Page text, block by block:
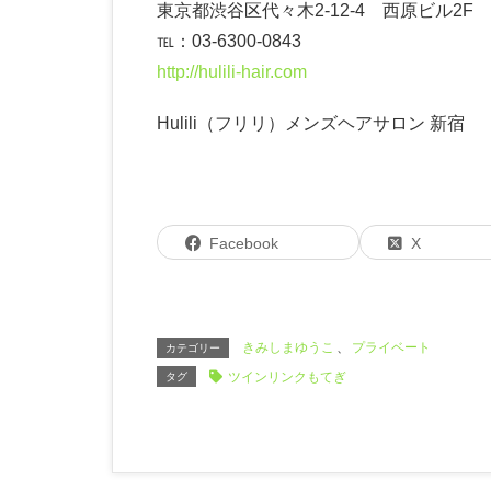
東京都渋谷区代々木2-12-4 西原ビル2F
℡：03-6300-0843
http://hulili-hair.com
Hulili（フリリ）メンズヘアサロン 新宿
Facebook X
カテゴリー きみしまゆうこ 、 プライベート
タグ ツインリンクもてぎ